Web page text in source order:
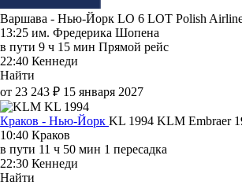
Варшава - Нью-Йорк LO 6 LOT Polish
13:25 им. Фредерика Шопена
в пути 9 ч 15 мин Прямой рейс
22:40 Кеннеди
Найти
от 23 243 ₽ 15 января 2027
Краков - Нью-Йорк KL 1994 KLM Embraer
10:40 Краков
в пути 11 ч 50 мин 1 пересадка
22:30 Кеннеди
Найти